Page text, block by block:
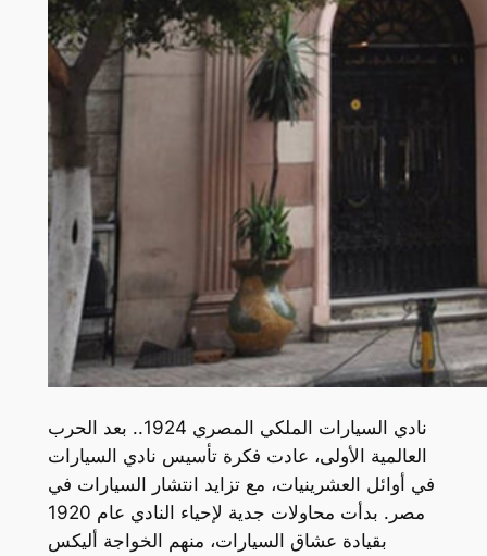
نادي السيارات الملكي المصري 1924.. بعد الحرب
العالمية الأولى، عادت فكرة تأسيس نادي السيارات
في أوائل العشرينيات، مع تزايد انتشار السيارات في
مصر. بدأت محاولات جدية لإحياء النادي عام 1920
بقيادة عشاق السيارات، منهم الخواجة أليكس